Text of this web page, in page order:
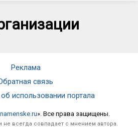
Реклама
связь
использовании портала
». Все права защищены.
всегда совпадает с мнением автора.